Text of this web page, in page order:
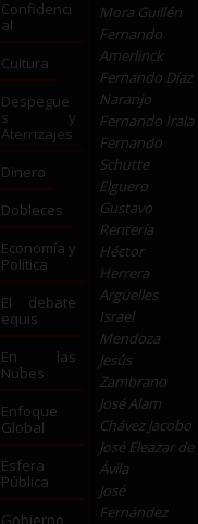
Confidenci
al
Cultura
Despegue
s y
Aterrizajes
Dinero
Dobleces
Economía y
Política
El debate
equis
En las
Nubes
Enfoque
Global
Esfera
Pública
Gobierno
Mora Guillén
Fernando
Amerlinck
Fernando Díaz
Naranjo
Fernando Irala
Fernando
Schutte
Elguero
Gustavo
Rentería
Héctor
Herrera
Argüelles
Israel
Mendoza
Jesús
Zambrano
José Alam
Chávez Jacobo
José Eleazar de
Ávila
José
Fernández